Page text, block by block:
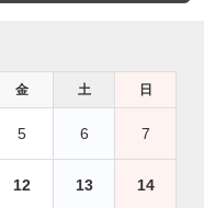
金 土 日
5 6 7
12 13 14